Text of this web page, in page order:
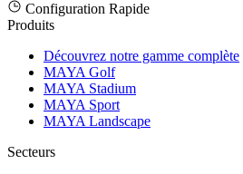
Configuration Rapide
Produits
Découvrez notre gamme complète
MAYA Golf
MAYA Stadium
MAYA Sport
MAYA Landscape
Secteurs